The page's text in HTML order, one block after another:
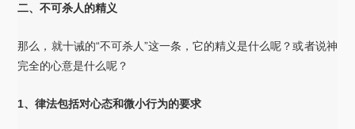
二、不可杀人的精义
那么，就十诫的“不可杀人”这一条，它的精义是什么呢？或者说神
完全的心意是什么呢？
1、律法包括对心态和微小行为的要求